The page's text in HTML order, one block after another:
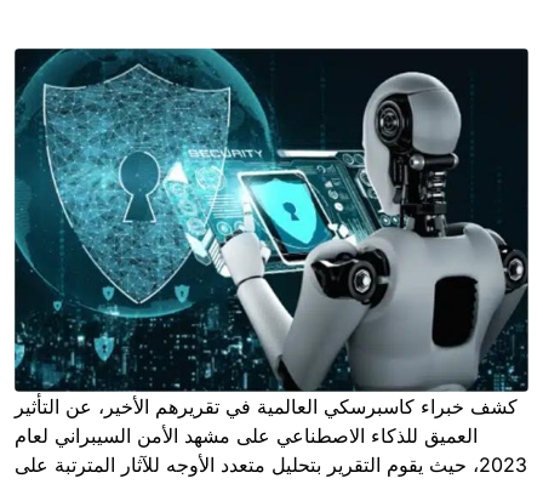
كشف خبراء كاسبرسكي العالمية في تقريرهم الأخير، عن التأثير
العميق للذكاء الاصطناعي على مشهد الأمن السيبراني لعام
2023، حيث يقوم التقرير بتحليل متعدد الأوجه للآثار المترتبة على